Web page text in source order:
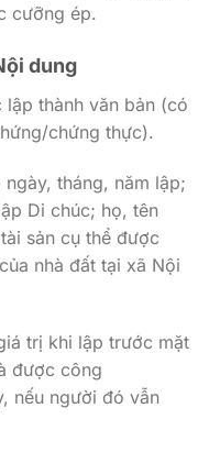
cưỡng ép.
dung
thành văn bản (có
chứng thực).
tháng, năm lập;
Di chúc; họ, tên
sản cụ thể được
nhà đất tại xã Nội
trị khi lập trước mặt
được công
nếu người đó vẫn